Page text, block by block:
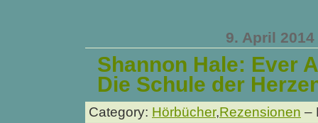
9. April 2014
Shannon Hale: Ever
Die Schule der
Category: Hörbücher,Rezensionen –